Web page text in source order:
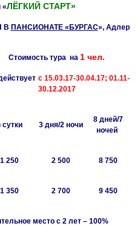
«ЛЁГКИЙ СТАРТ»
В ПАНСИОНАТЕ «БУРГАС», Адлер
Стоимость тура на 1 чел.
с 15.03.17-30.04.17; 01.11-
30.12.2017
сутки 3 дня/2 ночи
8 дней/7
ночей
1 250 2 500 8 750
1 350 2 700 9 450
место с 2 лет – 100%